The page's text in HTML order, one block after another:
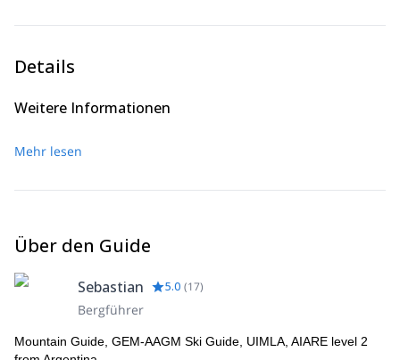
Details
Weitere Informationen
Mehr lesen
Über den Guide
Sebastian 5.0 (17)
Bergführer
Mountain Guide, GEM-AAGM Ski Guide, UIMLA, AIARE level 2